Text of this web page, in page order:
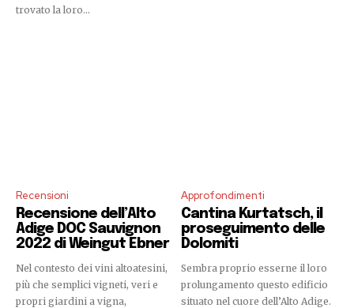
trovato la loro...
Recensioni
Recensione dell’Alto
Adige DOC Sauvignon
2022 di Weingut Ebner
Nel contesto dei vini altoatesini,
più che semplici vigneti, veri e
propri giardini a vigna,
Approfondimenti
Cantina Kurtatsch, il
proseguimento delle
Dolomiti
Sembra proprio esserne il loro
prolungamento questo edificio
situato nel cuore dell’Alto Adige.